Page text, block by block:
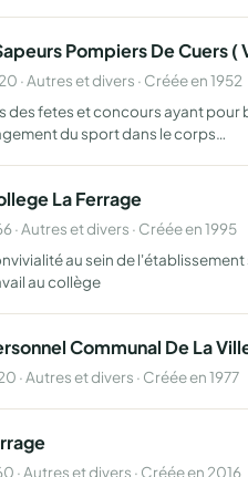
Pompiers De Cuers (
· Autres et divers · Créée en 1952
des fetes et concours ayant
du sport dans le corps…
La Ferrage
· Autres et divers · Créée en 1995
au sein de
au collège
Communal De La
· Autres et divers · Créée en 1977
· Autres et divers · Créée en 2016